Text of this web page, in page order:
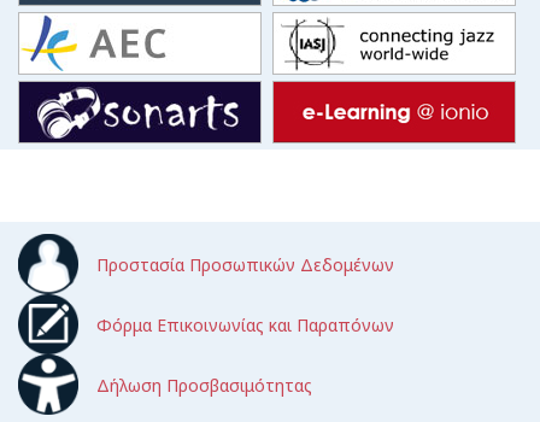
Προστασία Προσωπικών Δεδομένων
Φόρμα Επικοινωνίας και Παραπόνων
Δήλωση Προσβασιμότητας